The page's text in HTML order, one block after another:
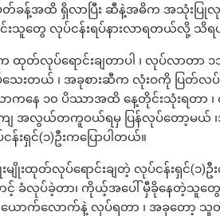
ခန့်အထိ ရှိလာပြီး ဆီနဲ့အဓိက အသုံးပြုလု
င်းသူတွေ လုပ်ငန်းရပ်နားလာရတယ်လို့ သိရ
ထုတ်လုပ်ရောင်းချတာပါ ၊ လုပ်လာတာ ၁
းတယ် ၊ အခုစားဆီက လုံးဝကို ပြတ်လပ်
ေ ၁၀ ပိဿာအထိ နေ့တိုင်းသုံးရတာ ၊ လုံ
ကျ အလွယ်တကူဝယ်ရမှ ပြန်လုပ်တော့မယ်
းရှင်(၁)ဦးကပြောပါတယ်။
ျိုးထုတ်လုပ်ရောင်းချတဲ့ လုပ်ငန်းရှင်(၁
င့် ခံလုပ်ခဲ့တာ၊ ကိုယ့်အပေါ် မှီခိုနေတဲ့သူတွေ
ယောက်လောက်နဲ့ လုပ်ရတာ ၊ အခုတော့ သူ